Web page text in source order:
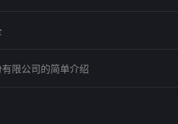
限公司的简单介绍